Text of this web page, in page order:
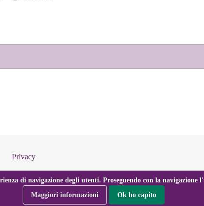
Privacy
di navigazione degli utenti. Proseguendo con la
Maggiori informazioni
Ok ho capito